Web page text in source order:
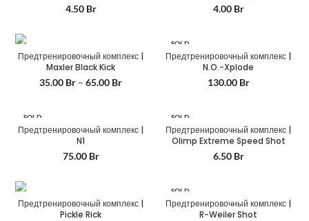
4.50 Br
4.00 Br
Предтренировочный комплекс |
Maxler Black Kick
35.00 Br – 65.00 Br
SOLD
Предтренировочный комплекс |
N.O.-Xplode
130.00 Br
SOLD
Предтренировочный комплекс |
N1
75.00 Br
SOLD
Предтренировочный комплекс |
Olimp Extreme Speed Shot
6.50 Br
Предтренировочный комплекс |
Pickle Rick
SOLD
Предтренировочный комплекс |
R-Weiler Shot